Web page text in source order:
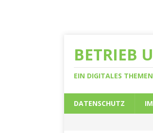
BETRIEB
EIN DIGITALES
DATENSCHUTZ